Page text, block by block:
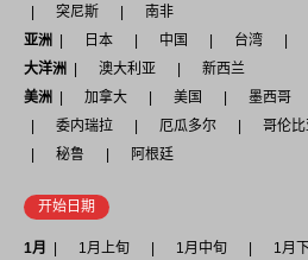
突尼斯
南非
亚洲
日本 中国 台湾
大洋洲
澳大利亚
新西兰
美洲
加拿大 美国 墨西哥
委内瑞拉
厄瓜多尔 哥伦
秘鲁
阿根廷
开始日期
1月 1月上旬 1月中旬
1月